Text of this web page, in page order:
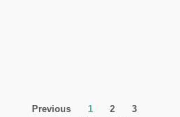
Previous 1 2
3